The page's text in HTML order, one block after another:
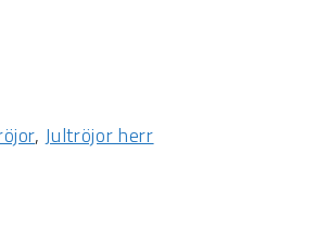
, Jultröjor herr